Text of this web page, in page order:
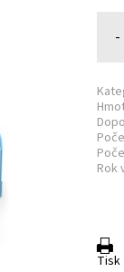
-
Rok
Tisk